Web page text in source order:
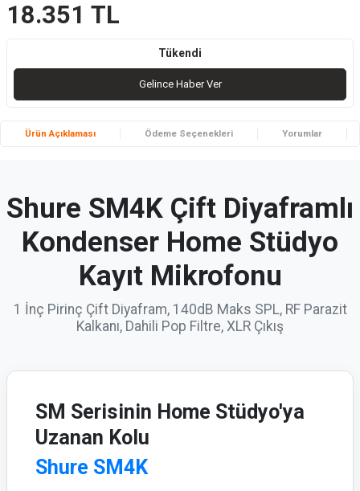
18.351 TL
Tükendi
Gelince Haber Ver
Ürün Açıklaması Ödeme Seçenekleri Yorumlar
Shure SM4K Çift Diyaframlı
Kondenser Home Stüdyo
Kayıt Mikrofonu
1 İnç Pirinç Çift Diyafram, 140dB Maks SPL, RF Parazit
Kalkanı, Dahili Pop Filtre, XLR Çıkış
SM Serisinin Home Stüdyo'ya
Uzanan Kolu
Shure SM4K